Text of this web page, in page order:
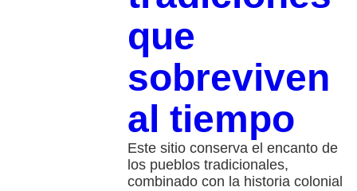
que
sobreviven
al tiempo
Este sitio conserva el encanto de
los pueblos tradicionales,
combinado con la historia colonial